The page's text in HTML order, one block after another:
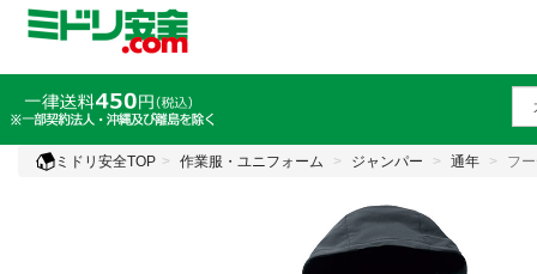
ミドリ安全TOP 作業服・ユニフォーム ジャンパー 通年 フ